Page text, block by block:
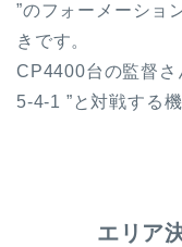
”のフォーメーショ
きです。
CP4400台の監督さ
5-4-1 ”と対戦する
エリア